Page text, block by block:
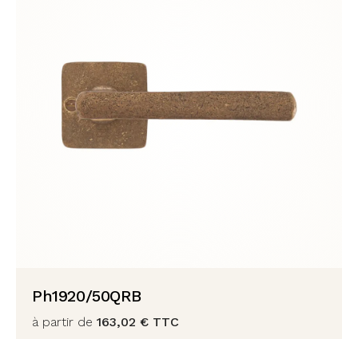
Ph1920/50QRB
à partir de 163,02 € TTC